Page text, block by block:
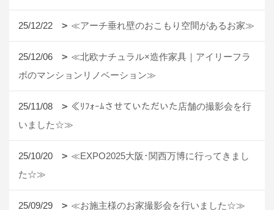
25/12/22 ≪アーチ垂れ壁のおこもり空間があるお家≫
25/12/06
≪北欧ナチュラル×造作家具｜アイリーフラ
ボのマンションリノベーション≫
25/11/08
≪ﾘﾌｫｰﾑさせていただいた店舗の撮影会を行
いました☆≫
25/10/20
≪EXPO2025大阪･関西万博に行ってきまし
た☆≫
25/09/29 ≪お施主様のお家撮影会を行いました☆≫